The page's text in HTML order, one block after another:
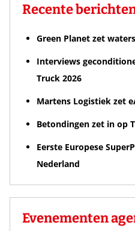
Recente
Green Planet zet
Interviews
Truck 2026
Martens Logistiek zet
Betondingen zet in op
Eerste Europese
Nederland
Evenementen